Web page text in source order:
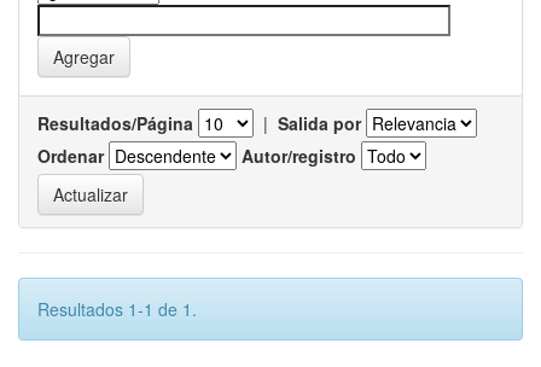
Resultados/Página | Salida por
Ordenar
Autor/registro
Resultados 1-1 de 1.